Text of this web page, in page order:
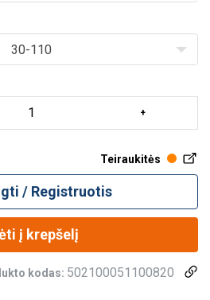
30-110
Teiraukitės
/ Registruotis
į krepšelį
kodas: 502100051100820